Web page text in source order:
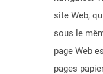
site Web,
sous le
page Web
pages